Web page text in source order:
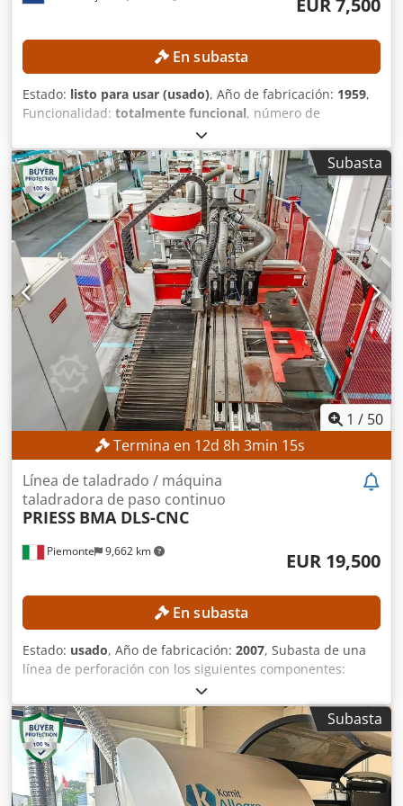
En subasta
Estado: listo para usar (usado), Año de fabricación: 1959,
Funcionalidad: totalmente funcional, número de
, altura total:
2,500 kg, ancho total:2,200 mm, longitud total:1,500 mm,
potencia:5 kW (6.80 CV), DETALLES TÉCNICOS Potencia: 5
kW DETALLES DE LA MÁQUINA Sistema de control:
Convencional Dimensiones y peso Dimensiones (largo x
ancho x alto): 1.500 x 2.200 x 1.900 mm Peso en vacío:
2.500 kg Número de paquetes de transporte: 3
EQUIPAMIENTO Cjdjzrmvtjpfx Ahisrf Documentación
Subasta
1 / 50
Termina en 12d 8h 3min 12s
Piemonte 9,662 km
Línea de taladrado / máquina
taladradora de paso continuo
PRIESS BMA DLS-CNC
EUR 19,500
En subasta
Estado: usado, Año de fabricación: 2007, Subasta de una
línea de perforación con los siguientes componentes:
PRIESS EIN-Igel (sistema de almacenamiento vertical)
PRIESS BAT-DTW-CNC PRIESS BAT-DTW-CNC PRIESS BMA
DLS-CNC WANDRES CVT 05/1000 Sistema de transporte de
PRIESS DETALLES TÉCNICOS Sistema de almacenamiento
vertical Ancho máximo de la placa: 500 mm Longitud
máxima de la placa: 1.500 mm Taladradora CNC Tipo de
mecanizado: perforación Área de trabajo, eje X: 2.500 mm
Subasta